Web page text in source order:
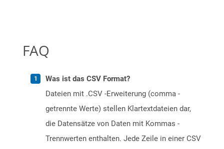
FAQ
Was ist das CSV Format?
Dateien mit .CSV -Erweiterung (comma -
getrennte Werte) stellen Klartextdateien dar,
die Datensätze von Daten mit Kommas -
Trennwerten enthalten. Jede Zeile in einer CSV